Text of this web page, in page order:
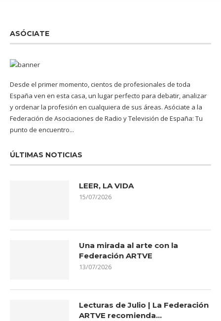
ASÓCIATE
Desde el primer momento, cientos de profesionales de toda
España ven en esta casa, un lugar perfecto para debatir, analizar
y ordenar la profesión en cualquiera de sus áreas. Asóciate a la
Federación de Asociaciones de Radio y Televisión de España: Tu
punto de encuentro...
ÚLTIMAS NOTICIAS
LEER, LA VIDA
15/07/2026
Una mirada al arte con la
Federación ARTVE
13/07/2026
Lecturas de Julio | La Federación
ARTVE recomienda…